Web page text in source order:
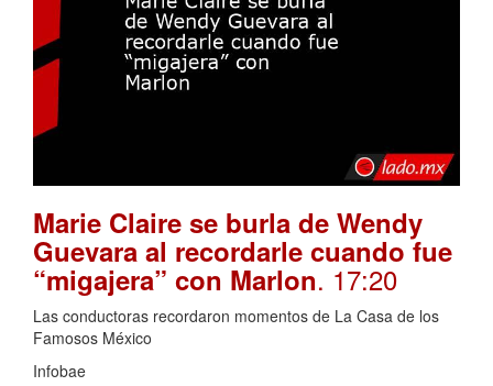
Marie Claire se burla de Wendy
Guevara al recordarle cuando fue
“migajera” con Marlon. 17:20
Las conductoras recordaron momentos de La Casa de los
Famosos México
Infobae